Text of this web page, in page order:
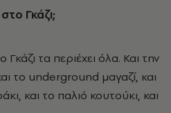
Γκάζι;
Γκάζι τα περιέχει όλα. Και την
το underground μαγαζί, και
και το παλιό κουτούκι, και